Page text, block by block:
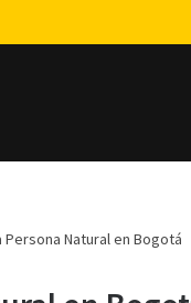
Persona Natural en Bogotá